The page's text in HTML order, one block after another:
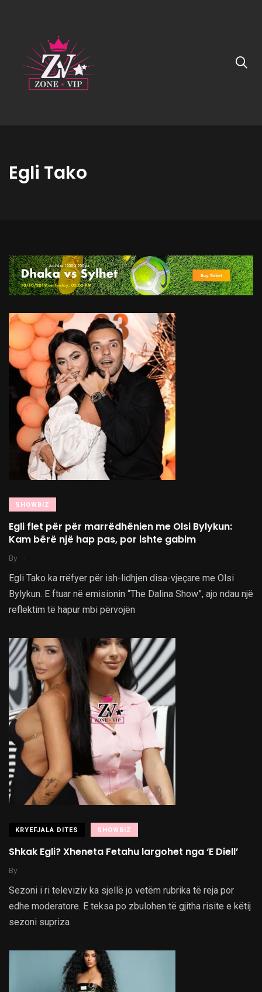
Egli Tako
SHOWBIZ
Egli flet për për marrëdhënien me Olsi Bylykun:
Kam bërë një hap pas, por ishte gabim
By .
Egli Tako ka rrëfyer për ish-lidhjen disa-vjeçare me Olsi
Bylykun. E ftuar në emisionin “The Dalina Show”, ajo ndau një
reflektim të hapur mbi përvojën
KRYEFJALA DITES SHOWBIZ
Shkak Egli? Xheneta Fetahu largohet nga ‘E Diell’
By .
Sezoni i ri televiziv ka sjellë jo vetëm rubrika të reja por
edhe moderatore. E teksa po zbulohen të gjitha risite e këtij
sezoni supriza